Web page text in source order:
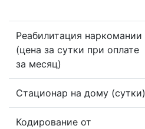
Реабилитация наркомании
(цена за сутки при оплате
за месяц)
Стационар на дому (сутки)
Кодирование от